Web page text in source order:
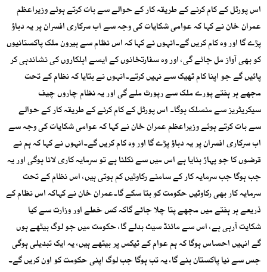
اس پورٹل کے کام کرنے کے طریقہ کار کے حوالے سے بات کرتے ہوئے وزیراعظم
عمران خان نے کہا کہ عوامی شکایات کی وجہ سے اب سرکاری افسران پر یہ دباؤ
پڑے گا اور وہ کام کریں گے۔انہوں نے کہا کہ اس نظام سے بیرون ملک پاکستانیوں
کو بھی آواز مل جائے گی، اور وہ سفارتخانوں کے ایسے اہلکاروں کی نشاندہی کر
پائیں گے جو اپنا کام ٹھیک سے نہیں کرتے۔انہوں نے بتایا کہ نظام کے تحت
مجھے ہر ہفتے پورے ملک سے رپورٹ ملے گی اور یہ نظام چاروں چیف
سیکریٹریز سے منسلک ہوگا۔ اس پورٹل کے کام کرنے کے طریقہ کار کے حوالے
سے بات کرتے ہوئے وزیراعظم عمران خان نے کہا کہ عوامی شکایات کی وجہ سے
اب سرکاری افسران پر یہ دباؤ پڑے گا اور وہ کام کریں گے۔انہوں نے کہا کہ ہم نے
قرضوں کا جو پہاڑ بنایا ہے اس میں سے نکلنا ہے تو سرمایہ کاری لانا ہوگی اور یہ
جب ہوگا جب سرمایہ کار کے سامنے رکاوٹیں کم ہوتی ہیں، اس نظام کے تحت
سرمایہ کار بھی رکاوٹیں حکومت کو بتا سکے گا۔عمران خان نے کہاکہ اس نظام کے
ذریعے ہر ہفتے میں مجھے پتا چلا جائے گاکہ کس خطے اور وزارت سے کیا
شکایت آرہی ہے، اس سے مائنڈ سیٹ بدلے گا، حکومت میں جو لوگ بیٹھے ہوں
گے انہیں احساس ہوگا کہ ہم عوام کے ٹیکس پر بیٹھے ہیں، یہ ایک تبدیلی ہوگی
جس سے نیا پاکستان بنے گا، یہ تب ہوگا جب لوگ اپنی حکومت کو اون کریں گے۔